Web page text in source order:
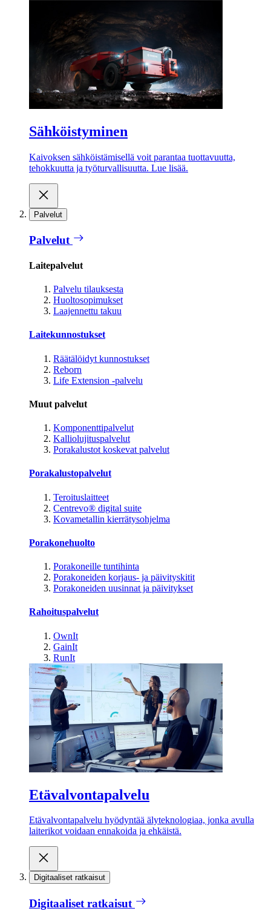
Sähköistyminen
Kaivoksen sähköistämisellä voit parantaa tuottavuutta,
tehokkuutta ja työturvallisuutta. Lue lisää.
Palvelut
Palvelut
Laitepalvelut
Palvelu tilauksesta
Huoltosopimukset
Laajennettu takuu
Laitekunnostukset
Räätälöidyt kunnostukset
Reborn
Life Extension -palvelu
Muut palvelut
Komponenttipalvelut
Kalliolujituspalvelut
Porakalustot koskevat palvelut
Porakalustopalvelut
Teroituslaitteet
Centrevo® digital suite
Kovametallin kierrätysohjelma
Porakonehuolto
Porakoneille tuntihinta
Porakoneiden korjaus- ja päivityskitit
Porakoneiden uusinnat ja päivitykset
Rahoituspalvelut
OwnIt
GainIt
RunIt
Etävalvontapalvelu
Etävalvontapalvelu hyödyntää älyteknologiaa, jonka avulla
laiterikot voidaan ennakoida ja ehkäistä.
Digitaaliset ratkaisut
Digitaaliset ratkaisut